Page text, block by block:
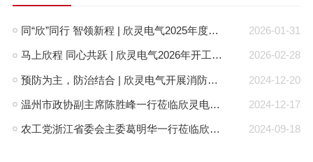
2026-01-31
同“欣”同行 智领新程 | 欣灵电气2025年度表彰总结大会暨新年酒会成功举办！
2026-02-28
马上欣程 同心共跃 | 欣灵电气2026年开工大吉！
2024-12-20
预防为主，防治结合 | 欣灵电气开展消防应急预案演练活动
2024-12-17
温州市政协副主席陈胜峰一行莅临欣灵电气调研指导
2024-09-18
农工党浙江省委会主委葛明华一行莅临欣灵电气考察调研